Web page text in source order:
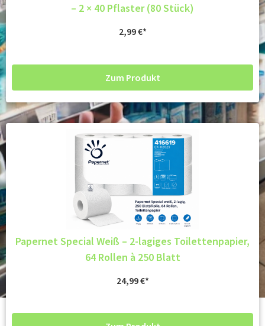
– 2 × 40 Pflaster (80 Stück)
2,99€
Zum Produkt
Papernet Special Weiß – 2-lagiges Toilettenpapier,
64 Rollen à 250 Blatt
24,99€